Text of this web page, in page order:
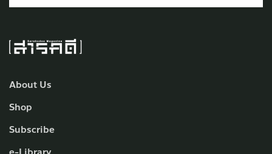
About Us
Shop
Subscribe